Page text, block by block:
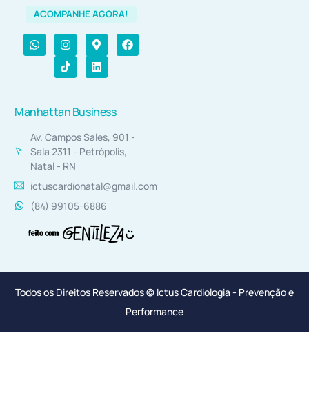
ACOMPANHE AGORA!
Manhattan Business
Av. Campos Sales, 901 -
Sala 2311 - Petrópolis,
Natal - RN
ictuscardionatal@gmail.com
(84) 99105-6886
Todos os Direitos Reservados © Ictus Cardiologia - Prevenção e
Performance